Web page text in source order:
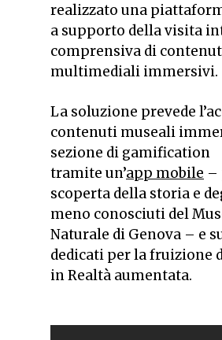
realizzato una
a supporto della visita
comprensiva di
multimediali immersivi.
La soluzione prevede
contenuti museali
sezione di gamification
tramite un’app mobile –
scoperta della storia e
meno conosciuti del
Naturale di Genova – e
dedicati per la fruizione
in Realtà aumentata.